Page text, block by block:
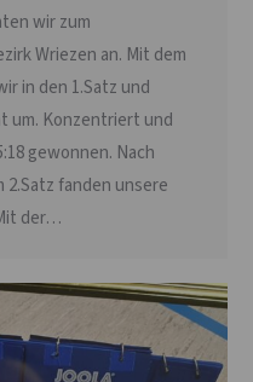
wir zum
Wriezen an. Mit dem
in den 1.Satz und
um. Konzentriert und
gewonnen. Nach
fanden unsere
der…